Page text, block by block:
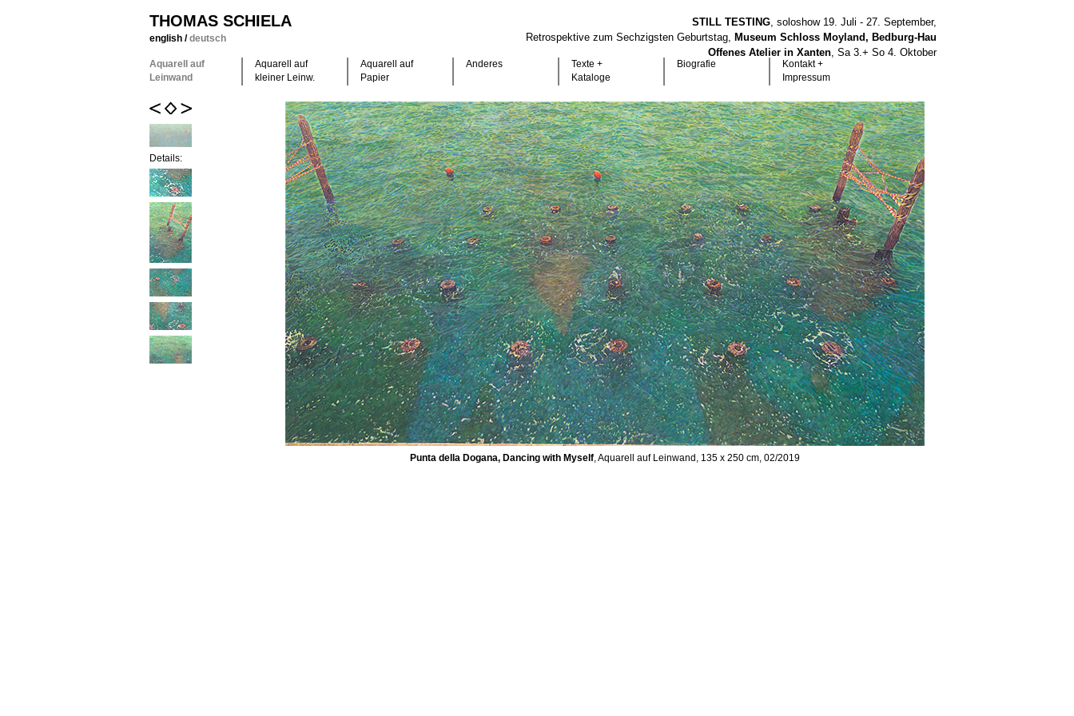
THOMAS SCHIELA
english /deutsch
STILL TESTING, soloshow 19. Juli - 27. September,
Retrospektive zum Sechzigsten Geburtstag, Museum Schloss Moyland, Bedburg-Hau
Offenes Atelier in Xanten, Sa 3.+ So 4. Oktober
Aquarell auf
Leinwand
Aquarell auf
kleiner Leinw.
Aquarell auf
Papier
Anderes
Texte +
Kataloge
Biografie
Kontakt +
Impressum
Details:
Punta della Dogana, Dancing with Myself, Aquarell auf Leinwand, 135 x 250 cm, 02/2019